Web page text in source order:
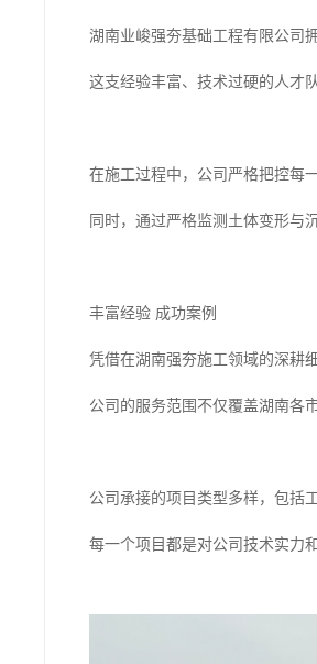
湖南业峻强夯基础工程有限公司
这支经验丰富、技术过硬的人才
在施工过程中，公司严格把控每
同时，通过严格监测土体变形与
丰富经验 成功案例
凭借在湖南强夯施工领域的深耕
公司的服务范围不仅覆盖湖南各
公司承接的项目类型多样，包括
每一个项目都是对公司技术实力